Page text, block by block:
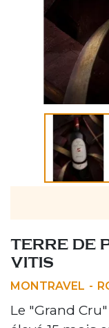
TERRE DE
VITIS
MONTRAVEL
Le "Grand